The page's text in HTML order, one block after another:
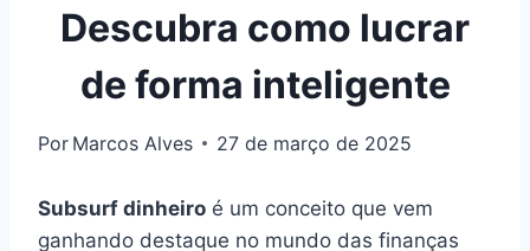
Descubra como lucrar
de forma inteligente
Por Marcos Alves 27 de março de 2025
Subsurf dinheiro é um conceito que vem
ganhando destaque no mundo das finanças